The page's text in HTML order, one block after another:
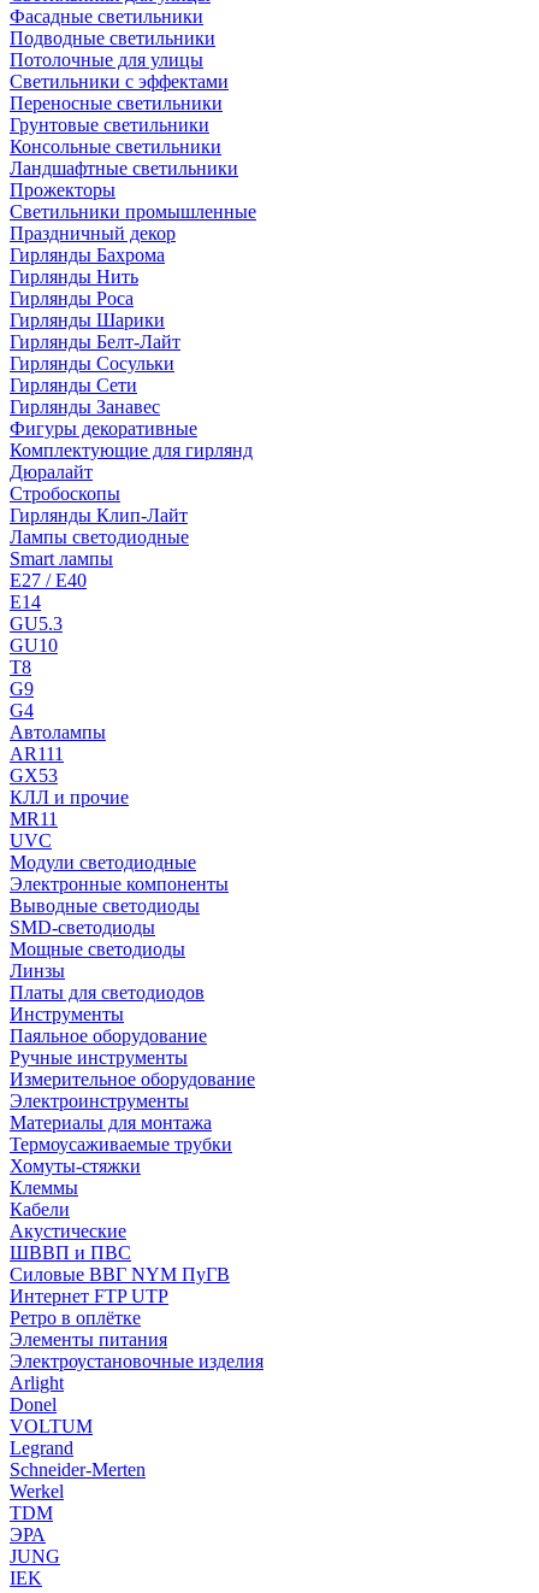
Фасадные светильники
Подводные светильники
Потолочные для улицы
Светильники с эффектами
Переносные светильники
Грунтовые светильники
Консольные светильники
Ландшафтные светильники
Прожекторы
Светильники промышленные
Праздничный декор
Гирлянды Бахрома
Гирлянды Нить
Гирлянды Роса
Гирлянды Шарики
Гирлянды Белт-Лайт
Гирлянды Сосульки
Гирлянды Сети
Гирлянды Занавес
Фигуры декоративные
Комплектующие для гирлянд
Дюралайт
Стробоскопы
Гирлянды Клип-Лайт
Лампы светодиодные
Smart лампы
E27 / E40
E14
GU5.3
GU10
T8
G9
G4
Автолампы
AR111
GX53
КЛЛ и прочие
MR11
UVC
Модули светодиодные
Электронные компоненты
Выводные светодиоды
SMD-светодиоды
Мощные светодиоды
Линзы
Платы для светодиодов
Инструменты
Паяльное оборудование
Ручные инструменты
Измерительное оборудование
Электроинструменты
Материалы для монтажа
Термоусаживаемые трубки
Хомуты-стяжки
Клеммы
Кабели
Акустические
ШВВП и ПВС
Силовые ВВГ NYM ПуГВ
Интернет FTP UTP
Ретро в оплётке
Элементы питания
Электроустановочные изделия
Arlight
Donel
VOLTUM
Legrand
Schneider-Merten
Werkel
TDM
ЭРА
JUNG
IEK